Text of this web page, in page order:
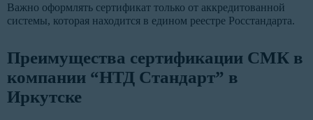
Важно оформлять сертификат только от аккредитованной
системы, которая находится в едином реестре Росстандарта.
Преимущества сертификации СМК в
компании “НТД Стандарт” в
Иркутске